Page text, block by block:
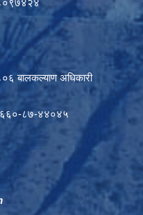
बालकल्याण अधिकारी
१६६०-८७-४४०४५